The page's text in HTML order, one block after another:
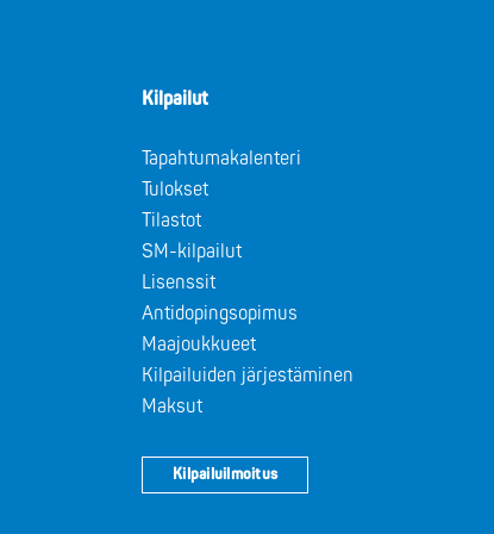
Kilpailut
Tapahtumakalenteri
Tulokset
Tilastot
SM-kilpailut
Lisenssit
Antidopingsopimus
Maajoukkueet
Kilpailuiden järjestäminen
Maksut
Kilpailuilmoitus